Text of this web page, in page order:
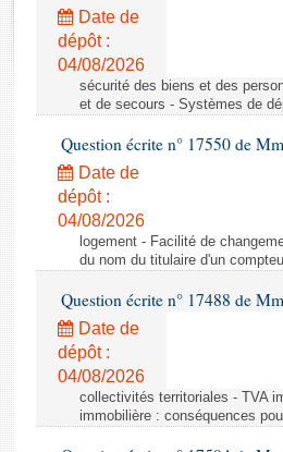
Rapports législatifs
Rapports sur l'application des lois
Baromètre de l’application des lois
Dossiers législatifs
Budget et sécurité sociale
Questions écrites et orales
Comptes rendus des débats
Date de
dépôt :
04/08/2026
sécurité des biens et des
et de secours - Systèmes de
Question écrite n° 17550 de
Date de
dépôt :
04/08/2026
logement - Facilité de
du nom du titulaire d'un
Question écrite n° 17488 de
Date de
dépôt :
04/08/2026
collectivités territoriales - TVA
immobilière : conséquences